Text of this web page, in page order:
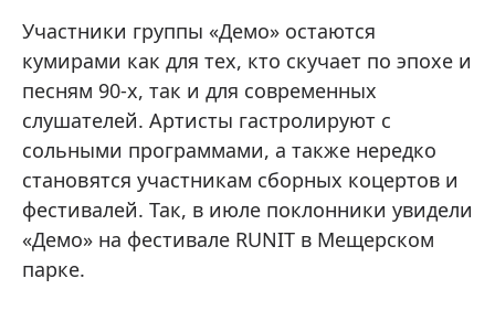
Участники группы «Демо» остаются
кумирами как для тех, кто скучает по эпохе и
песням 90-х, так и для современных
слушателей. Артисты гастролируют с
сольными программами, а также нередко
становятся участникам сборных коцертов и
фестивалей. Так, в июле поклонники увидели
«Демо» на фестивале RUNIT в Мещерском
парке.